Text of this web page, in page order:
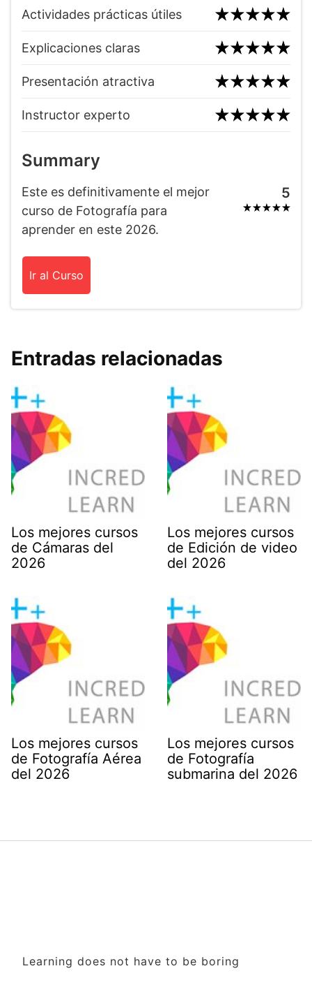
Actividades prácticas útiles
Explicaciones claras
Presentación atractiva
Instructor experto
Summary
Este es definitivamente el mejor
curso de Fotografía para
aprender en este 2026.
5
Ir al Curso
Entradas relacionadas
Los mejores cursos
de Cámaras del
2026
Los mejores cursos
de Edición de video
del 2026
Los mejores cursos
de Fotografía Aérea
del 2026
Los mejores cursos
de Fotografía
submarina del 2026
Learning does not have to be boring